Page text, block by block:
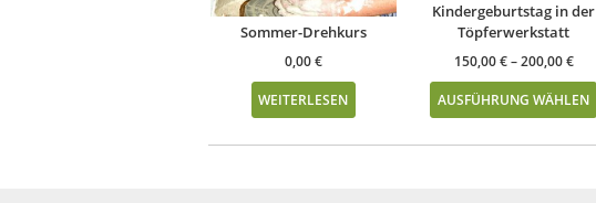
Sommer-Drehkurs
0,00€
WEITERLESEN
Kindergeburtstag in der
Töpferwerkstatt
150,00€–200,00€
AUSFÜHRUNG WÄHLEN